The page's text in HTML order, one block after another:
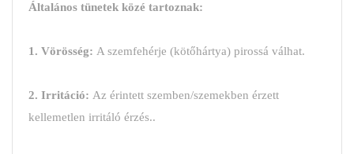
Általános tünetek közé tartoznak:
1. Vörösség: A szemfehérje (kötőhártya) pirossá válhat.
2. Irritáció: Az érintett szemben/szemekben érzett
kellemetlen irritáló érzés..